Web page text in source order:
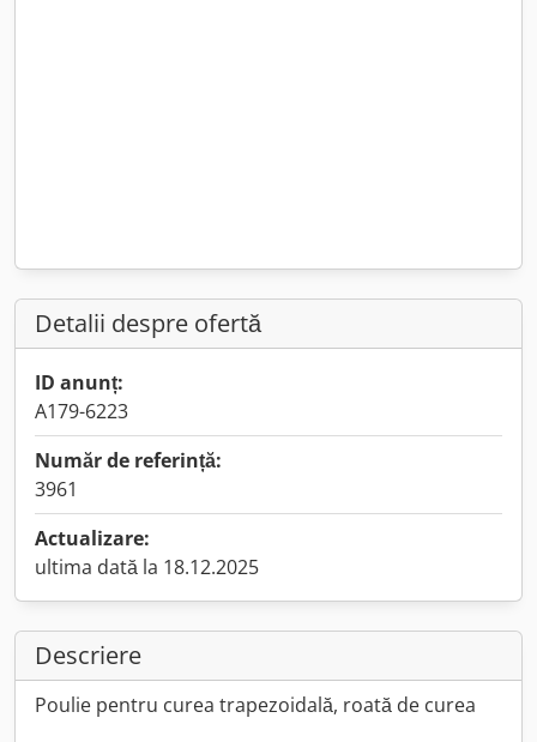
Detalii despre ofertă
ID anunț:
A179-6223
Număr de referință:
3961
Actualizare:
ultima dată la 18.12.2025
Descriere
Poulie pentru curea trapezoidală, roată de curea